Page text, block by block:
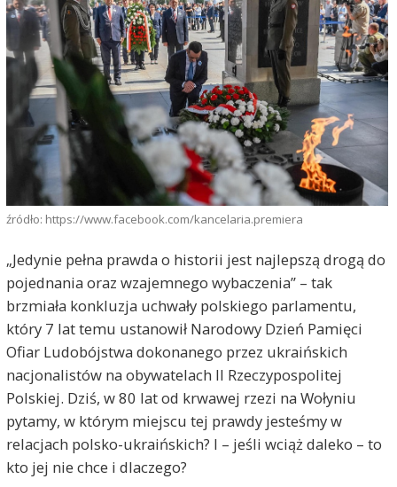
źródło: https://www.facebook.com/kancelaria.premiera
„Jedynie pełna prawda o historii jest najlepszą drogą do
pojednania oraz wzajemnego wybaczenia” – tak
brzmiała konkluzja uchwały polskiego parlamentu,
który 7 lat temu ustanowił Narodowy Dzień Pamięci
Ofiar Ludobójstwa dokonanego przez ukraińskich
nacjonalistów na obywatelach II Rzeczypospolitej
Polskiej. Dziś, w 80 lat od krwawej rzezi na Wołyniu
pytamy, w którym miejscu tej prawdy jesteśmy w
relacjach polsko-ukraińskich? I – jeśli wciąż daleko – to
kto jej nie chce i dlaczego?